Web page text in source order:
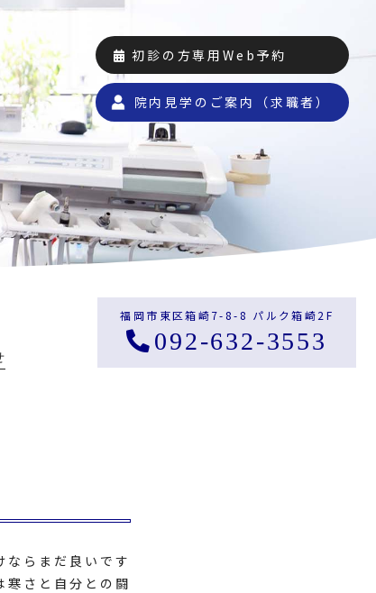
初診の方専用Web予約
院内見学のご案内（求職者）
福岡市東区箱崎7-8-8 パルク箱崎2F
092-632-3553
らまだ良いです
さと自分との闘